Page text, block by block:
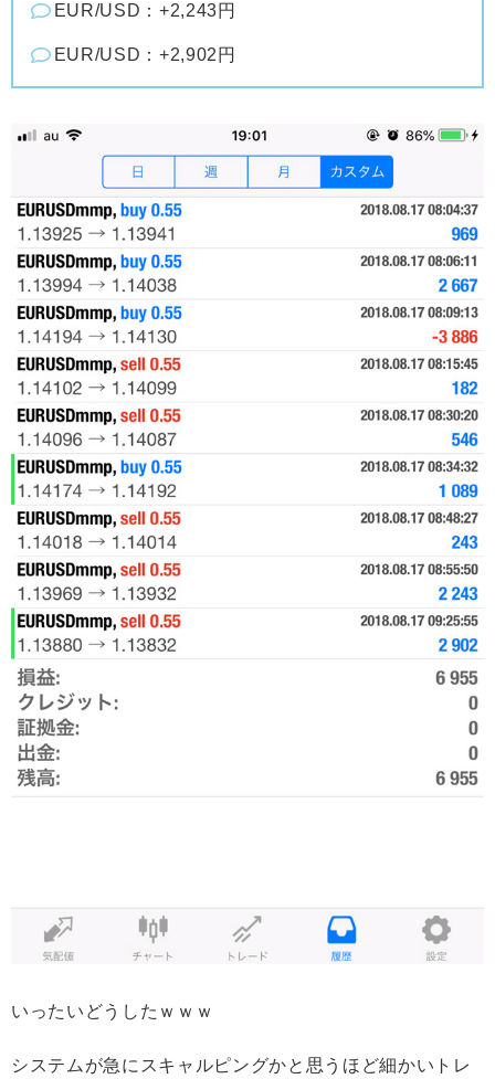
EUR/USD：+2,243円
EUR/USD：+2,902円
いったいどうしたｗｗｗ
システムが急にスキャルピングかと思うほど細かいトレ